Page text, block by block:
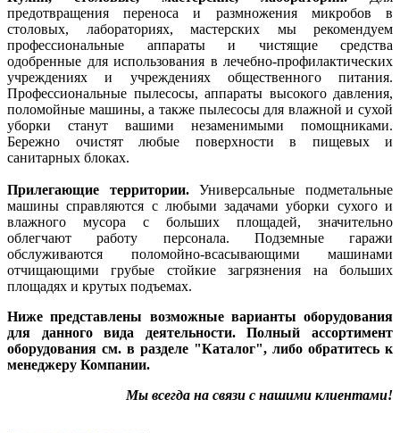
предотвращения переноса и размножения микробов в
столовых, лабораториях, мастерских мы рекомендуем
профессиональные аппараты и чистящие средства
одобренные для использования в лечебно-профилактических
учреждениях и учреждениях общественного питания.
Профессиональные пылесосы, аппараты высокого давления,
поломойные машины, а также пылесосы для влажной и сухой
уборки станут вашими незаменимыми помощниками.
Бережно очистят любые поверхности в пищевых и
санитарных блоках.
Прилегающие территории.Универсальные подметальные
машины справляются с любыми задачами уборки сухого и
влажного мусора с больших площадей, значительно
облегчают работу персонала. Подземные гаражи
обслуживаются поломойно-всасывающими машинами
отчищающими грубые стойкие загрязнения на больших
площадях и крутых подъемах.
Ниже представлены возможные варианты оборудования
для данного вида деятельности. Полный ассортимент
оборудования см. в разделе "Каталог", либо обратитесь к
менеджеру Компании.
Мы всегда на связи с нашими клиентами!